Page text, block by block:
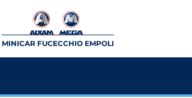
MINICAR FUCECCHIO EMPOLI